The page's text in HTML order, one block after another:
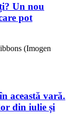
Un nou
pot
(Imogen
această vară.
din iulie și